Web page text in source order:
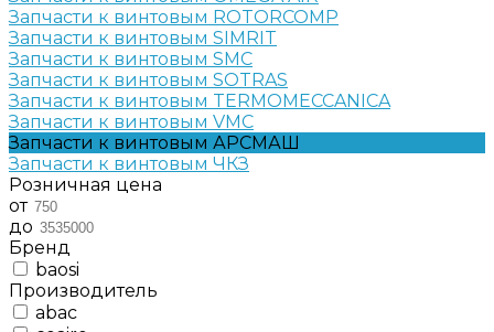
Запчасти к винтовым ROTORCOMP
Запчасти к винтовым SIMRIT
Запчасти к винтовым SMC
Запчасти к винтовым SOTRAS
Запчасти к винтовым TERMOMECCANICA
Запчасти к винтовым VMC
Запчасти к винтовым АРСМАШ
Запчасти к винтовым ЧКЗ
Розничная цена
от
до
Бренд
baosi
Производитель
abac